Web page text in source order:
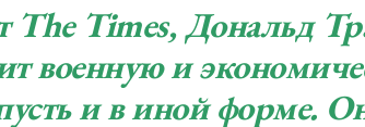
Times, Дональд
военную и
и в иной форме.